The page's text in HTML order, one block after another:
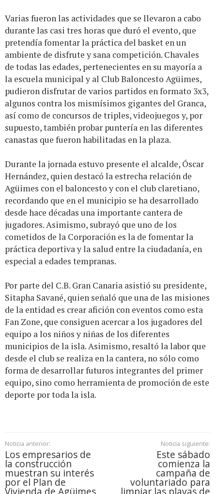
Varias fueron las actividades que se llevaron a cabo
durante las casi tres horas que duró el evento, que
pretendía fomentar la práctica del basket en un
ambiente de disfrute y sana competición. Chavales
de todas las edades, pertenecientes en su mayoría a
la escuela municipal y al Club Baloncesto Agüimes,
pudieron disfrutar de varios partidos en formato 3x3,
algunos contra los mismísimos gigantes del Granca,
así como de concursos de triples, videojuegos y, por
supuesto, también probar puntería en las diferentes
canastas que fueron habilitadas en la plaza.
Durante la jornada estuvo presente el alcalde, Óscar
Hernández, quien destacó la estrecha relación de
Agüimes con el baloncesto y con el club claretiano,
recordando que en el municipio se ha desarrollado
desde hace décadas una importante cantera de
jugadores. Asimismo, subrayó que uno de los
cometidos de la Corporación es la de fomentar la
práctica deportiva y la salud entre la ciudadanía, en
especial a edades tempranas.
Por parte del C.B. Gran Canaria asistió su presidente,
Sitapha Savané, quien señaló que una de las misiones
de la entidad es crear afición con eventos como esta
Fan Zone, que consiguen acercar a los jugadores del
equipo a los niños y niñas de los diferentes
municipios de la isla. Asimismo, resaltó la labor que
desde el club se realiza en la cantera, no sólo como
forma de desarrollar futuros integrantes del primer
equipo, sino como herramienta de promoción de este
deporte por toda la isla.
Noticia anterior:
Los empresarios de
la construcción
muestran su interés
por el Plan de
Vivienda de Agüimes
Noticia siguiente:
Este sábado
comienza la
campaña de
voluntariado para
limpiar las playas de